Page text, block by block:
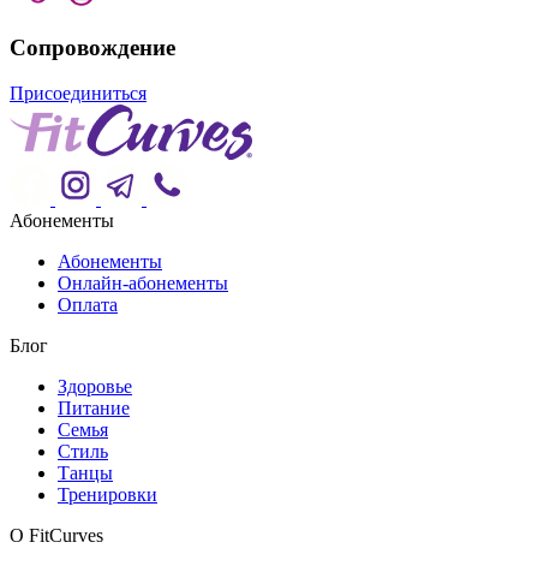
Сопровождение
Присоединиться
Абонементы
Абонементы
Онлайн-абонементы
Оплата
Блог
Здоровье
Питание
Семья
Стиль
Танцы
Тренировки
О FitCurves